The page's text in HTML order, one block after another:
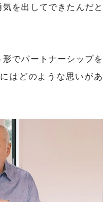
を出してできたんだと
でパートナーシップを
はどのような思いがあ